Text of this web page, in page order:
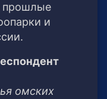
прошлые
и
омских